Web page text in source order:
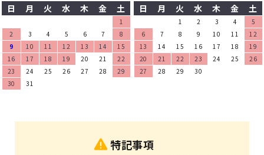
日
月 火 水 木 金 土
1
2
3 4 5 6 7
8
9
10 11 12 13 14
15
16
17 18 19 20 21
22
23
24 25 26 27 28
29
30
31
日
月 火 水 木 金 土
1 2 3 4
5
6
7 8 9 10 11
12
13
14 15 16 17 18
19
20
21 22 23 24 25
26
27
28 29 30
特記事項